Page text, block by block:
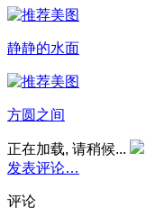
静静的水面
方圆之间
正在加载, 请稍候...
发表评论…
评论